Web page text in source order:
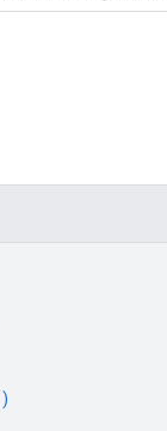
)